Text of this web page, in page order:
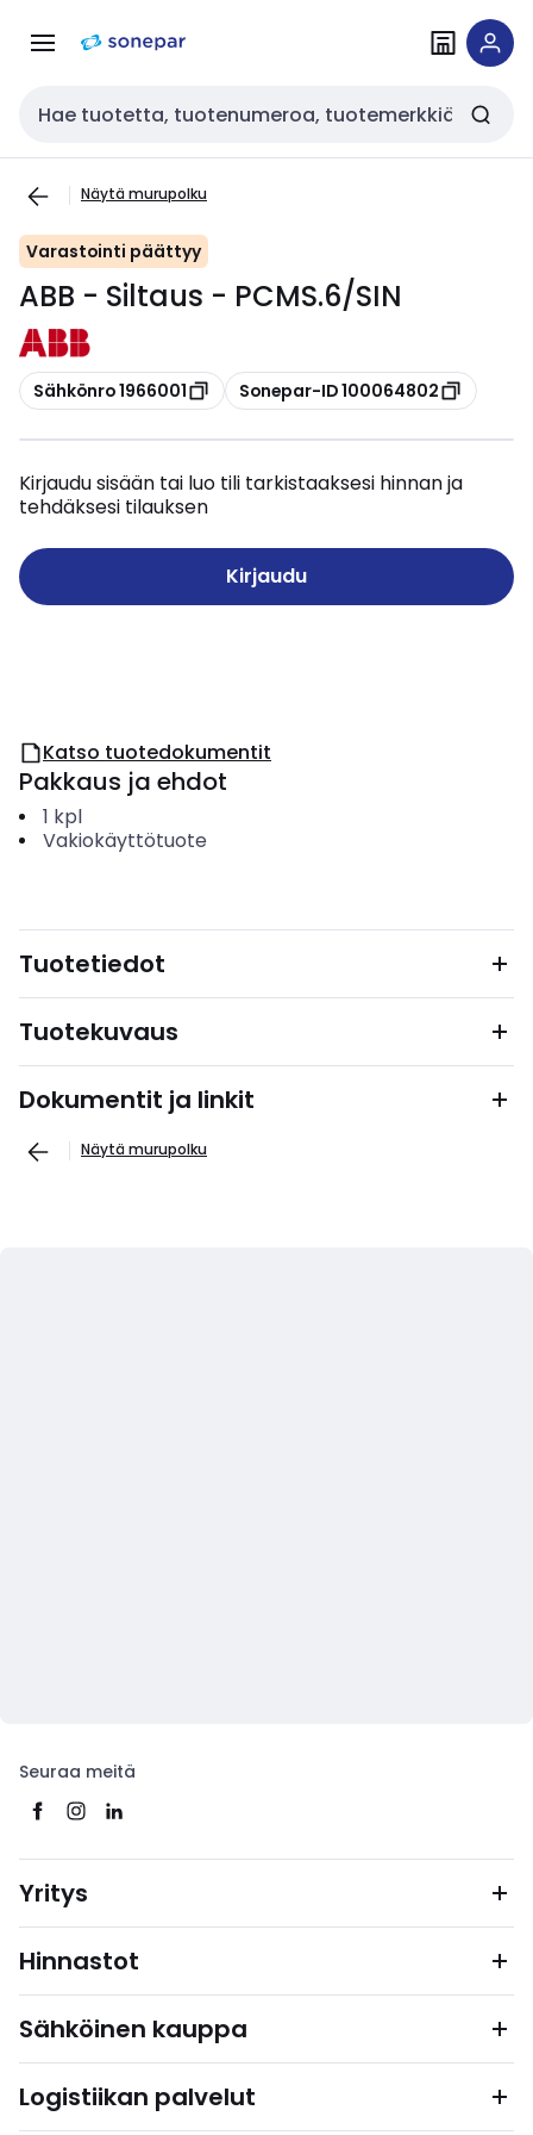
navigointiinsisältöön
Haku
Näytä murupolku
Varastointi päättyy
ABB - Siltaus - PCMS.6/SIN
Kopioi
Sähkönro 1966001 Kopioi
Sonepar-ID 100064802
Kirjaudu sisään tai luo tili tarkistaaksesi hinnan ja
tehdäksesi tilauksen
Kirjaudu
Katso tuotedokumentit
Pakkaus ja ehdot
1 kpl
Vakiokäyttötuote
Tuotetiedot
Tuotekuvaus
Dokumentit ja linkit
Näytä murupolku
Seuraa meitä
Yritys
Hinnastot
Sähköinen kauppa
Logistiikan palvelut